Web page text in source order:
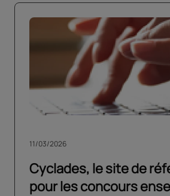
Cyclades, le site de
pour les concours
11/03/2026